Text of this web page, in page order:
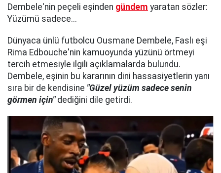
Dembele'nin peçeli eşinden gündem yaratan sözler:
Yüzümü sadece...
Dünyaca ünlü futbolcu Ousmane Dembele, Faslı eşi
Rima Edbouche'nin kamuoyunda yüzünü örtmeyi
tercih etmesiyle ilgili açıklamalarda bulundu.
Dembele, eşinin bu kararının dini hassasiyetlerin yanı
sıra bir de kendisine "Güzel yüzüm sadece senin
görmen için"dediğini dile getirdi.